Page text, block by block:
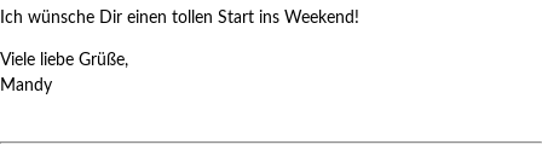
Ich wünsche Dir einen tollen Start ins Weekend!
Viele liebe Grüße,
Mandy